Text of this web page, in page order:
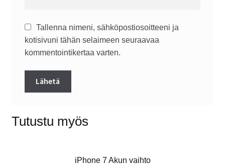
Tallenna nimeni, sähköpostiosoitteeni ja
kotisivuni tähän selaimeen seuraavaa
kommentointikertaa varten.
Tutustu myös
iPhone 7 Akun vaihto